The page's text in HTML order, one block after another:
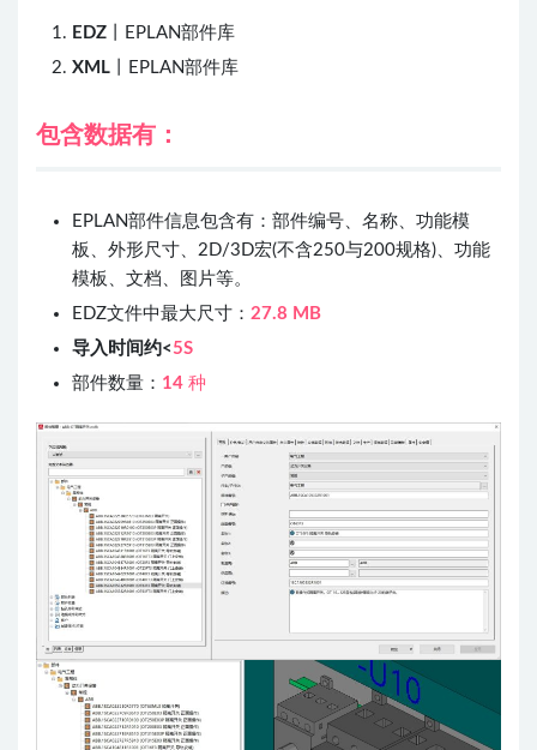
EDZ 丨EPLAN部件库
XML 丨EPLAN部件库
包含数据有：
EPLAN部件信息包含有：部件编号、名称、功能模
板、外形尺寸、2D/3D宏(不含250与200规格)、功能
模板、文档、图片等。
EDZ文件中最大尺寸： 27.8 MB
导入时间约< 5S
部件数量： 14 种